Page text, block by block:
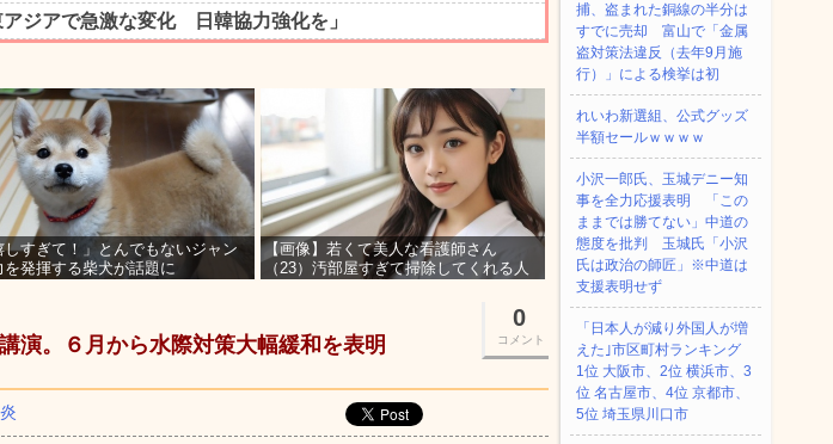
しすぎて！」とんでもないジャン
を発揮する柴犬が話題に
【画像】若くて美人な看護師さん
（23）汚部屋すぎて掃除してくれる人
0
コメント
演。６月から水際対策大幅緩和を表明
捕、盗まれた銅線の半分は
すでに売却 富山で「金属
盗対策法違反（去年9月施
行）」による検挙は初
れいわ新選組、公式グッズ
半額セールｗｗｗｗ
小沢一郎氏、玉城デニー知
事を全力応援表明 「この
ままでは勝てない」中道の
態度を批判 玉城氏「小沢
氏は政治の師匠」※中道は
支援表明せず
「日本人が減り外国人が増
えた｣市区町村ランキング
1位 大阪市、2位 横浜市、3
位 名古屋市、4位 京都市、
5位 埼玉県川口市